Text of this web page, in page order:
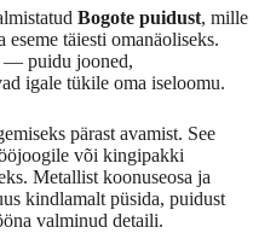
Bogote puidust, mille
täiesti omanäoliseks.
— puidu jooned,
igale tükile oma iseloomu.
pärast avamist. See
või kingipakki
Metallist koonuseosa ja
kindlamalt püsida, puidust
valminud detaili.